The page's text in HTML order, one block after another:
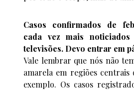
Casos confirmados de
cada vez mais
televisões. Devo entrar em
Vale lembrar que nós não
amarela em regiões centrais
exemplo. Os casos